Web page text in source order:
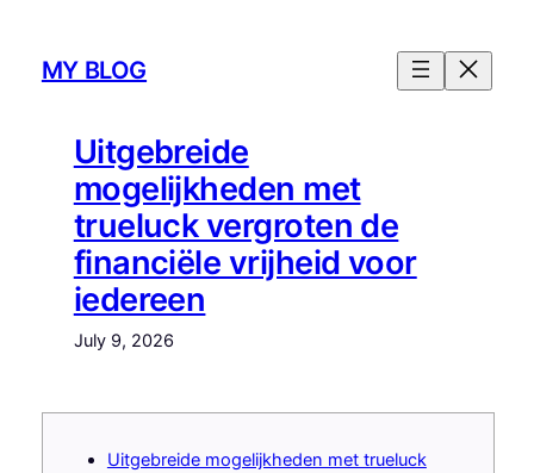
contentMY BLOG
Uitgebreide
mogelijkheden met
trueluck vergroten de
financiële vrijheid voor
iedereen
July 9, 2026
Uitgebreide mogelijkheden met trueluck